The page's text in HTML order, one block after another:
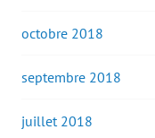
octobre 2018
septembre 2018
juillet 2018